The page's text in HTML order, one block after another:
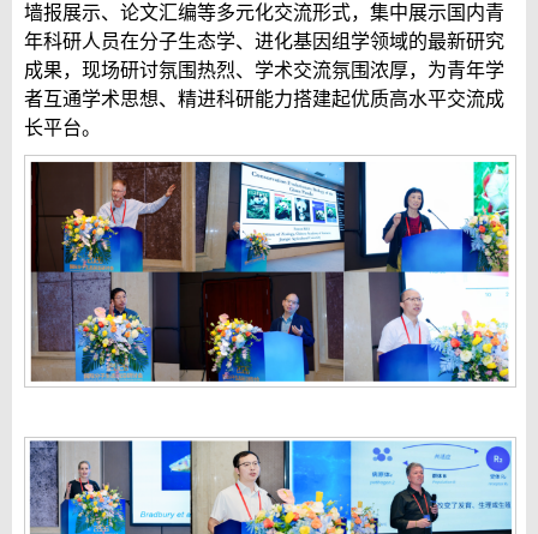
墙报展示、论文汇编等多元化交流形式，集中展示国内青
年科研人员在分子生态学、进化基因组学领域的最新研究
成果，现场研讨氛围热烈、学术交流氛围浓厚，为青年学
者互通学术思想、精进科研能力搭建起优质高水平交流成
长平台。